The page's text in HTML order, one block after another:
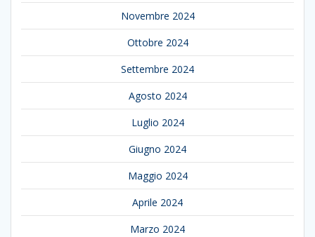
Novembre 2024
Ottobre 2024
Settembre 2024
Agosto 2024
Luglio 2024
Giugno 2024
Maggio 2024
Aprile 2024
Marzo 2024